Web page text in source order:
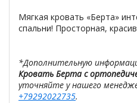
Мягкая кровать «Берта»
спальни! Просторная,
*Дополнительную
Кровать Берта с
уточняйте у нашего
+79292022735.